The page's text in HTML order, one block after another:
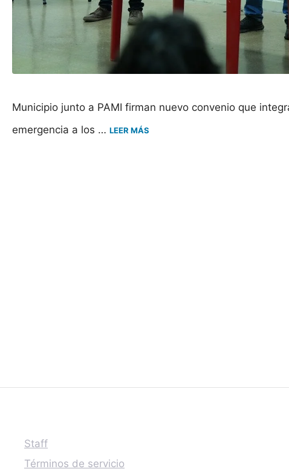
Municipio junto a PAMI firman nuevo convenio que
emergencia a los … LEER MÁS
Staff
Términos de servicio